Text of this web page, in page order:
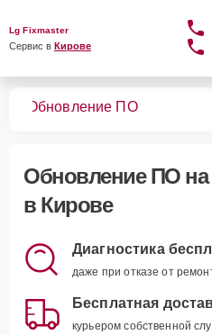
Lg Fixmaster
Сервис в Кирове
Обновление ПО
Обновление ПОна
в Кирове
Диагностика
даже при отказе от
Бесплатная
курьером собственной